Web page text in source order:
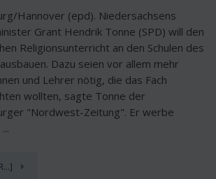
Hannover (epd). Niedersachsens
Grant Hendrik Tonne (SPD) will den
Religionsunterricht an den Schulen des
Dazu seien vor allem mehr
und Lehrer nötig, die das Fach
wollten, sagte Tonne der
"Nordwest-Zeitung". Er werbe